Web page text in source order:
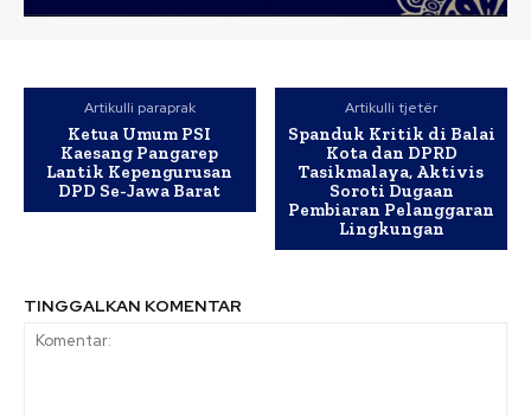
Artikulli paraprak
Ketua Umum PSI
Kaesang Pangarep
Lantik Kepengurusan
DPD Se-Jawa Barat
Artikulli tjetër
Spanduk Kritik di Balai
Kota dan DPRD
Tasikmalaya, Aktivis
Soroti Dugaan
Pembiaran Pelanggaran
Lingkungan
TINGGALKAN KOMENTAR